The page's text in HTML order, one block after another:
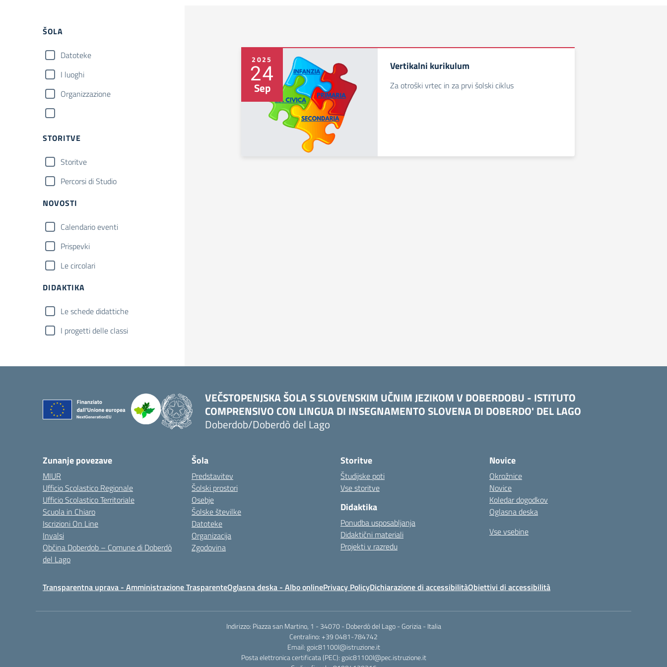
ŠOLA
Datoteke
I luoghi
Organizzazione
STORITVE
Storitve
Percorsi di Studio
NOVOSTI
Calendario eventi
Prispevki
Le circolari
DIDAKTIKA
Le schede didattiche
I progetti delle classi
2025
24
Sep
Vertikalni kurikulum
Za otroški vrtec in za prvi šolski ciklus
VEČSTOPENJSKA ŠOLA S SLOVENSKIM UČNIM JEZIKOM V DOBERDOBU - ISTITUTO
COMPRENSIVO CON LINGUA DI INSEGNAMENTO SLOVENA DI DOBERDO' DEL LAGO
Doberdob/Doberdò del Lago
Zunanje povezave
MIUR
Ufficio Scolastico Regionale
Ufficio Scolastico Territoriale
Scuola in Chiaro
Iscrizioni On Line
Invalsi
Občina Doberdob – Comune di Doberdò
del Lago
Šola
Predstavitev
Šolski prostori
Osebje
Šolske številke
Datoteke
Organizacija
Zgodovina
Storitve
Študijske poti
Vse storitve
Didaktika
Ponudba usposabljanja
Didaktični materiali
Projekti v razredu
Novice
Okrožnice
Novice
Koledar dogodkov
Oglasna deska
Vse vsebine
Transparentna uprava - Amministrazione TrasparenteOglasna deska - Albo onlinePrivacy PolicyDichiarazione di accessibilitàObiettivi di accessibilità
Indirizzo: Piazza san Martino, 1 - 34070 - Doberdò del Lago - Gorizia - Italia
Centralino: +39 0481-784742
Email: goic81100l@istruzione.it
Posta elettronica certificata (PEC): goic81100l@pec.istruzione.it